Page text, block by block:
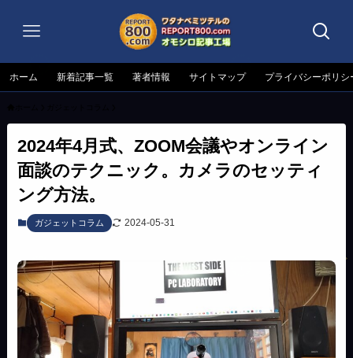
ホーム 新着記事一覧 著者情報 サイトマップ プライバシーポリシ
2024年4月式、ZOOM会議やオンライン
面談のテクニック。カメラのセッティ
ング方法。
ガジェットコラム 2024-05-31